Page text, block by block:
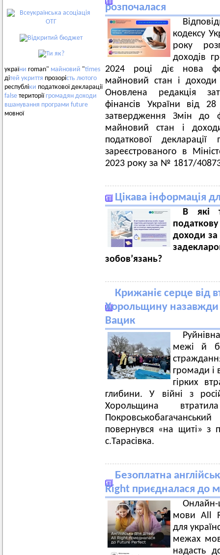
україни roman" майновий "times
дітей укриття прозорість лютого
республіки податкової декларації
false територіїгромадян доходи
вшанування програми future
мовної
розпочалася
кодексу
року
доходів
2024 році діє нова
майновий стан і доходи
Оновлена редакція
фінансів України від
затвердження Змін до
майновий стан і
податкової
зареєстрованого в
2023 року за № 1817/
Цікава інформація
В які
доходи за
зобов’язань?
Крижаніє серце від
Хорольщину назавжди
Вацик
межі й
громади і
гірких
глибини. У війні з
Хорольщина
повернувся «на щиті»
с.Тарасівка.
Безоплатна
Right приєдналася до
Онлайн-
мови All
для
межах
надасть